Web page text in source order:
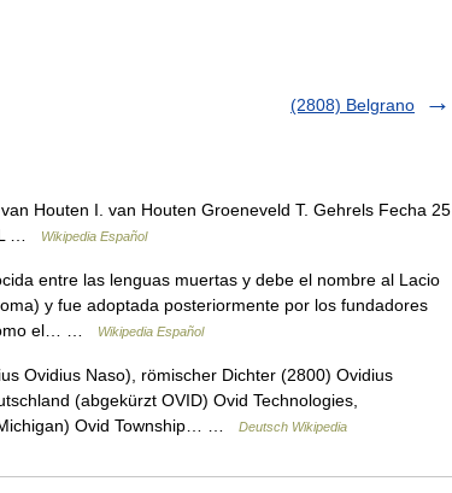
(2808) Belgrano
Houten I. van Houten Groeneveld T. Gehrels Fecha 25
L …
Wikipedia Español
entre las lenguas muertas y debe el nombre al Lacio
y fue adoptada posteriormente por los fundadores
el… …
Wikipedia Español
Ovidius Naso), römischer Dichter (2800) Ovidius
(abgekürzt OVID) Ovid Technologies,
Ovid Township… …
Deutsch Wikipedia